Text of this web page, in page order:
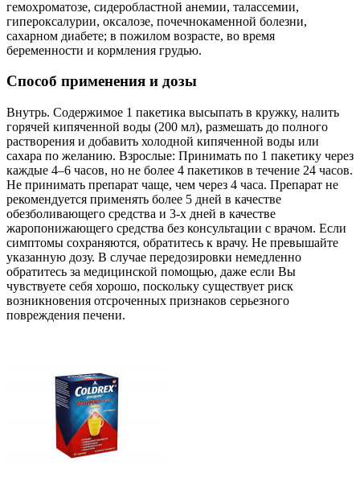
гемохроматозе, сидеробластной анемии, талассемии,
гипероксалурии, оксалозе, почечнокаменной болезни,
сахарном диабете; в пожилом возрасте, во время
беременности и кормления грудью.
Способ применения и дозы
Внутрь. Содержимое 1 пакетика высыпать в кружку, налить
горячей кипяченной воды (200 мл), размешать до полного
растворения и добавить холодной кипяченной воды или
сахара по желанию. Взрослые: Принимать по 1 пакетику через
каждые 4–6 часов, но не более 4 пакетиков в течение 24 часов.
Не принимать препарат чаще, чем через 4 часа. Препарат не
рекомендуется применять более 5 дней в качестве
обезболивающего средства и 3-х дней в качестве
жаропонижающего средства без консультации с врачом. Если
симптомы сохраняются, обратитесь к врачу. Не превышайте
указанную дозу. В случае передозировки немедленно
обратитесь за медицинской помощью, даже если Вы
чувствуете себя хорошо, поскольку существует риск
возникновения отсроченных признаков серьезного
повреждения печени.